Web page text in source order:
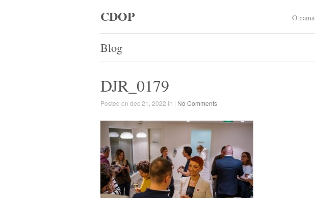
CDOP O nama
Blog
DJR_0179
Posted on dec 21, 2022 in | No Comments